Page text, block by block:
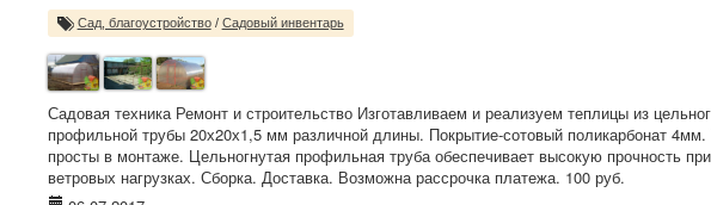
Сад, благоустройство/ Садовый инвентарь
Садовая техника Ремонт и строительство Изготавливаем и реализуем теплицы из
профильной трубы 20х20х1,5 мм различной длины. Покрытие-сотовый поликарбонат
просты в монтаже. Цельногнутая профильная труба обеспечивает высокую прочность
ветровых нагрузках. Сборка. Доставка. Возможна рассрочка платежа. 100 руб.